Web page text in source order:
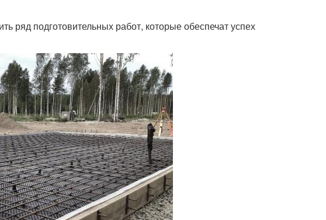
ряд подготовительных работ, которые обеспечат успех